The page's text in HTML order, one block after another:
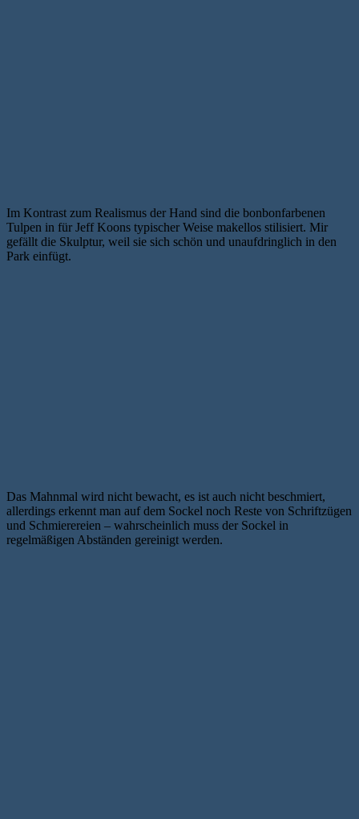
Im Kontrast zum Realismus der Hand sind die bonbonfarbenen
Tulpen in für Jeff Koons typischer Weise makellos stilisiert. Mir
gefällt die Skulptur, weil sie sich schön und unaufdringlich in den
Park einfügt.
Das Mahnmal wird nicht bewacht, es ist auch nicht beschmiert,
allerdings erkennt man auf dem Sockel noch Reste von Schriftzügen
und Schmierereien – wahrscheinlich muss der Sockel in
regelmäßigen Abständen gereinigt werden.